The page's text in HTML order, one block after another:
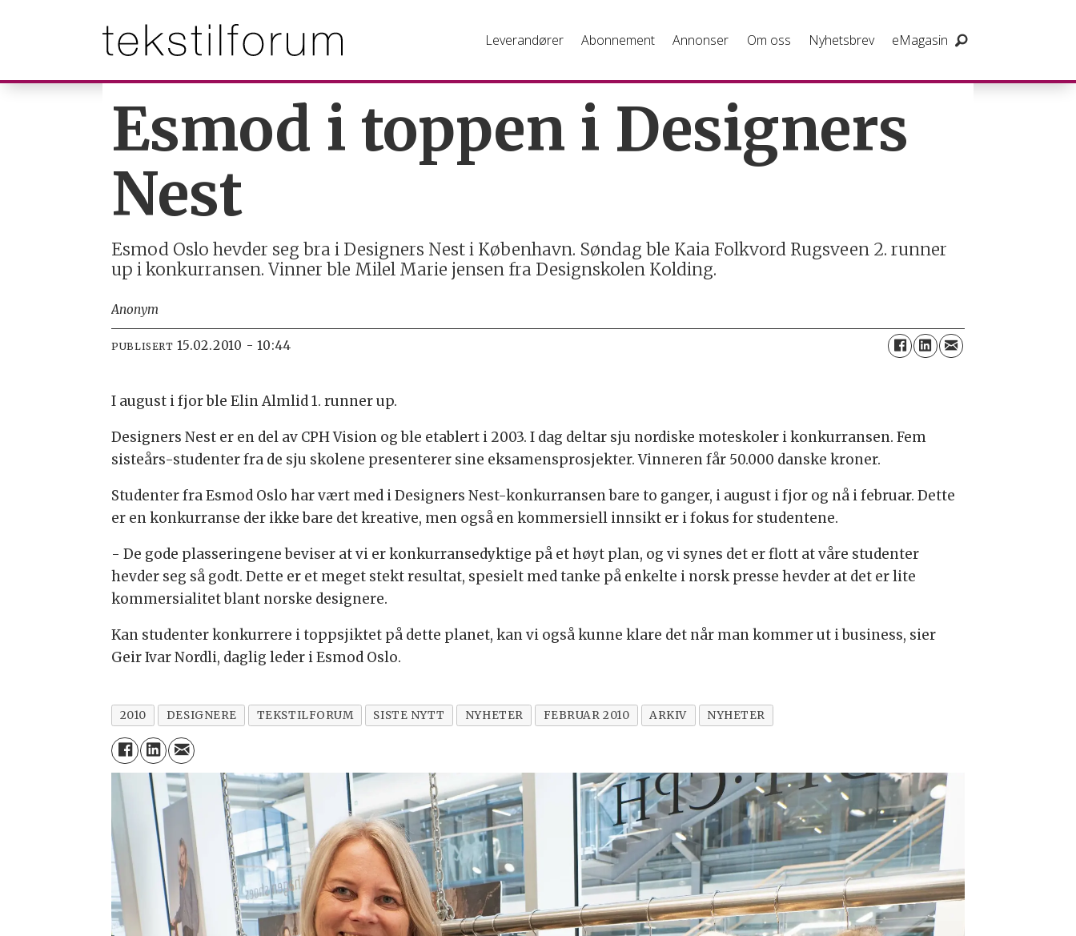
Leverandører Abonnement Annonser Om oss Nyhetsbrev eMagasin
Esmod i toppen i Designers
Nest
Esmod Oslo hevder seg bra i Designers Nest i København. Søndag ble Kaia Folkvord Rugsveen 2. runner
up i konkurransen. Vinner ble Milel Marie jensen fra Designskolen Kolding.
Anonym
PUBLISERT 15.02.2010 - 10:44
I august i fjor ble Elin Almlid 1. runner up.
Designers Nest er en del av CPH Vision og ble etablert i 2003. I dag deltar sju nordiske moteskoler i konkurransen. Fem
sisteårs-studenter fra de sju skolene presenterer sine eksamensprosjekter. Vinneren får 50.000 danske kroner.
Studenter fra Esmod Oslo har vært med i Designers Nest-konkurransen bare to ganger, i august i fjor og nå i februar. Dette
er en konkurranse der ikke bare det kreative, men også en kommersiell innsikt er i fokus for studentene.
- De gode plasseringene beviser at vi er konkurransedyktige på et høyt plan, og vi synes det er flott at våre studenter
hevder seg så godt. Dette er et meget stekt resultat, spesielt med tanke på enkelte i norsk presse hevder at det er lite
kommersialitet blant norske designere.
Kan studenter konkurrere i toppsjiktet på dette planet, kan vi også kunne klare det når man kommer ut i business, sier
Geir Ivar Nordli, daglig leder i Esmod Oslo.
2010 DESIGNERE TEKSTILFORUM SISTE NYTT NYHETER FEBRUAR 2010 ARKIV NYHETER